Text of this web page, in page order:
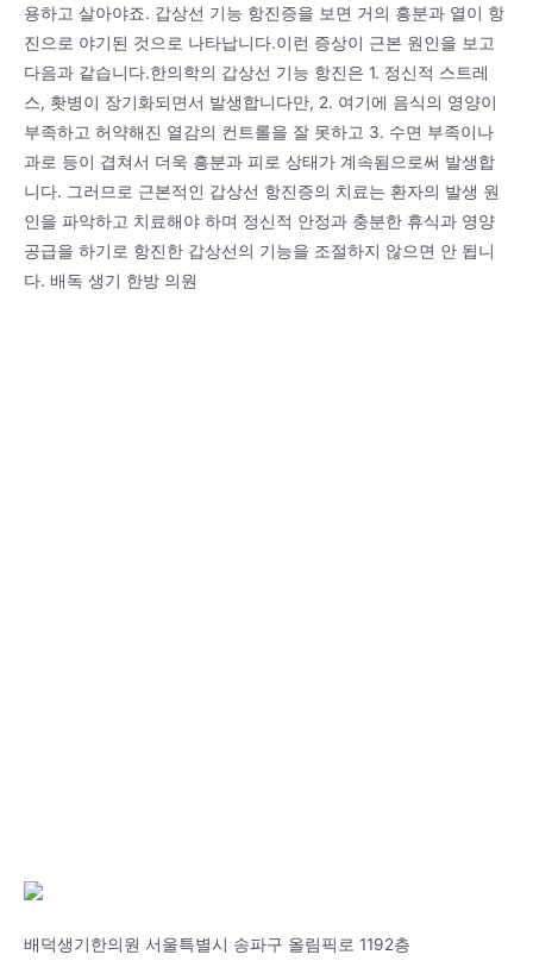
용하고 살아야죠. 갑상선 기능 항진증을 보면 거의 흥분과 열이 항
진으로 야기된 것으로 나타납니다.이런 증상이 근본 원인을 보고
다음과 같습니다.한의학의 갑상선 기능 항진은 1. 정신적 스트레
스, 홧병이 장기화되면서 발생합니다만, 2. 여기에 음식의 영양이
부족하고 허약해진 열감의 컨트롤을 잘 못하고 3. 수면 부족이나
과로 등이 겹쳐서 더욱 흥분과 피로 상태가 계속됨으로써 발생합
니다. 그러므로 근본적인 갑상선 항진증의 치료는 환자의 발생 원
인을 파악하고 치료해야 하며 정신적 안정과 충분한 휴식과 영양
공급을 하기로 항진한 갑상선의 기능을 조절하지 않으면 안 됩니
다. 배독 생기 한방 의원
배덕생기한의원 서울특별시 송파구 올림픽로 1192층